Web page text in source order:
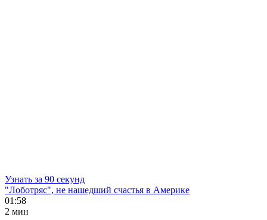
Узнать за 90 секунд
"Лоботряс", не нашедший счастья в Америке
01:58
2 мин